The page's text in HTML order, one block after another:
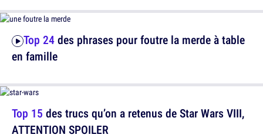
Top 15 des trucs qu’on a retenus de Star Wars VIII,
ATTENTION SPOILER
Top 24des phrases pour foutre la merde à table
en famille